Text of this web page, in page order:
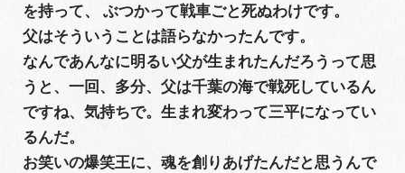
を持って、 ぶつかって戦車ごと死ぬわけです。
父はそういうことは語らなかったんです。
なんであんなに明るい父が生まれたんだろうって思
うと、一回、多分、父は千葉の海で戦死しているん
ですね、気持ちで。生まれ変わって三平になってい
るんだ。
お笑いの爆笑王に、魂を創りあげたんだと思うんで